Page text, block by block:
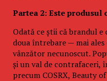
Partea 2: Este produsul
Odată ce știi că brandul e
doua întrebare — mai
vânzător necunoscut.
și un val de contrafaceri,
precum COSRX, Beauty